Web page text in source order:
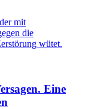
mit
die
wütet.
Eine